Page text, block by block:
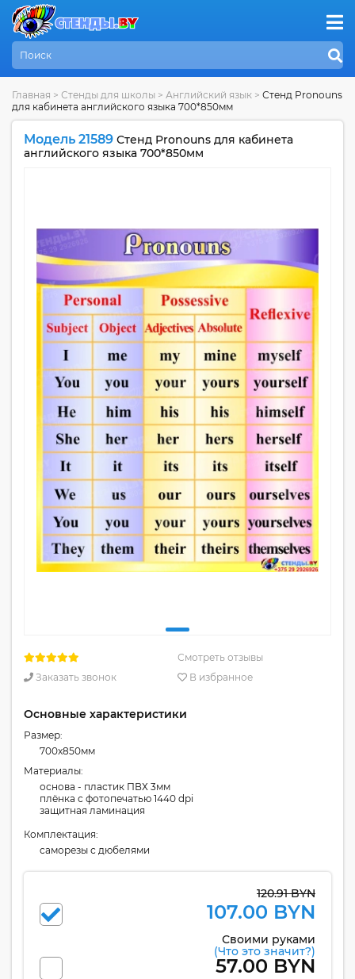
Главная > Стенды для школы > Английский язык > Стенд Pronouns
для кабинета английского языка 700*850мм
Модель 21589 Стенд Pronouns для кабинета
английского языка 700*850мм
Смотреть отзывы
Заказать звонок
В избранное
Основные характеристики
Размер:
700x850мм
Материалы:
основа - пластик ПВХ 3мм
плёнка с фотопечатью 1440 dpi
защитная ламинация
Комплектация:
cаморезы с дюбелями
120.91 BYN
107.00 BYN
Своими руками
(Что это значит?)
57.00 BYN